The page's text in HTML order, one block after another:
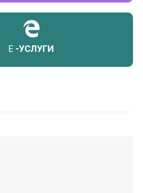
Е -УСЛУГИ